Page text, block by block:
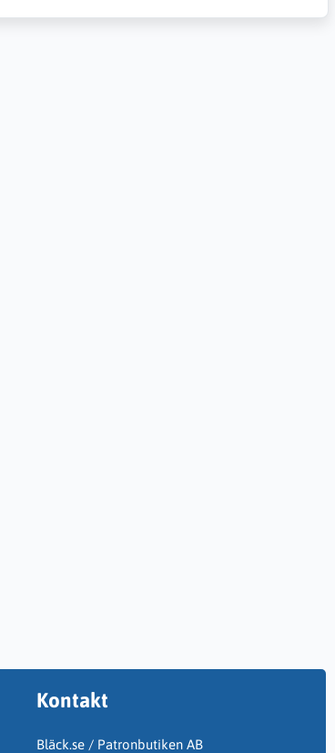
Kontakt
Bläck.se / Patronbutiken AB